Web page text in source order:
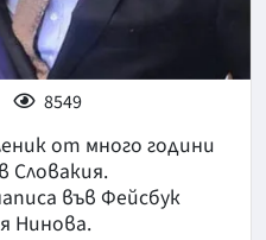
8549
от много години
Словакия.
във Фейсбук
Нинова.